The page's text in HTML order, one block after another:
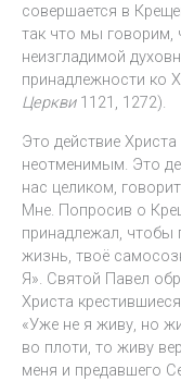
совершается в
так что мы говорим,
неизгладимой
принадлежности ко
Церкви1121, 1272).
Это действие
неотменимым. Это
нас целиком,
Мне. Попросив о
принадлежал, чтобы
жизнь, твоё
Я». Святой Павел
Христа
«Уже не я живу, но
во плоти, то живу
меня и предавшего